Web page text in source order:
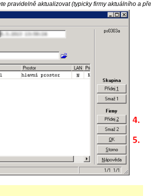
pravidelně aktualizovat (typicky firmy aktuálního a